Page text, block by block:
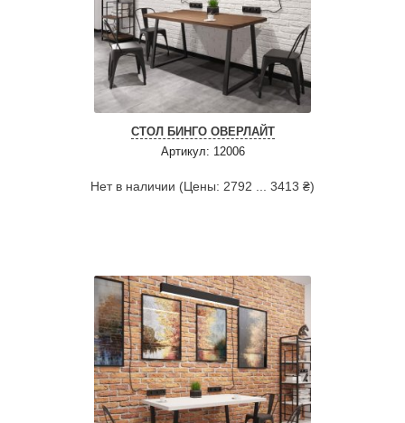
СТОЛ БИНГО ОВЕРЛАЙТ
Артикул: 12006
Нет в наличии (Цены: 2792 ... 3413 ₴)